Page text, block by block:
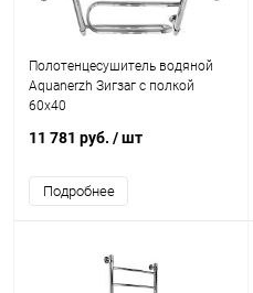
Полотенцесушитель водяной
Aquanerzh Зигзаг с полкой
60х40
11 781 руб. / шт
Подробнее